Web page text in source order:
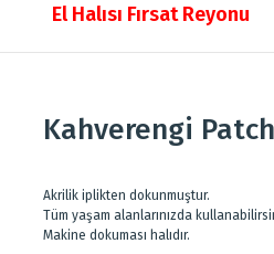
El Halısı Fırsat Reyonu
Kahverengi
Akrilik iplikten dokunmuştur.
Tüm yaşam alanlarınızda
Makine dokuması halıdır.